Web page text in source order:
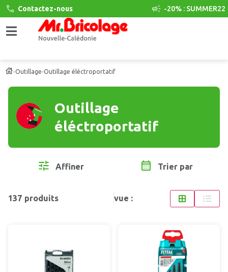
Contactez-nous -20% : SUMMER22
Outillage Outillage éléctroportatif
Outillage
éléctroportatif
Affiner Trier par
137 produits vue :